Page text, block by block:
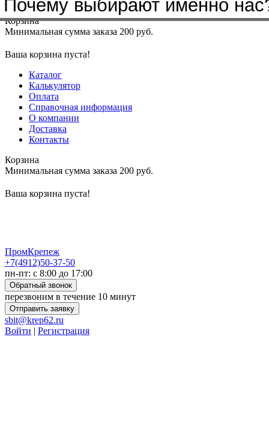
Меню+7(4912)50-37-50sbit@krep62.ru
Корзина
Минимальная сумма заказа 200 руб.
Ваша корзина пуста!
Каталог
Калькулятор
Оплата
Справочная информация
О компании
Доставка
Контакты
Корзина
Минимальная сумма заказа 200 руб.
Ваша корзина пуста!
ПромКрепеж
+7(4912)50-37-50
пн-пт: с 8:00 до 17:00
Обратный звонок
перезвоним в течение 10 минут
Отправить заявку
sbit@krep62.ru
Войти | Регистрация
Почему выбирают именно